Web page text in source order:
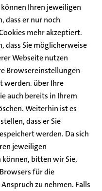
Ihren jeweiligen
dass er nur noch
mehr akzeptiert.
dass Sie möglicherweise
Webseite nutzen
Browsereinstellungen
werden. über Ihre
auch bereits in Ihrem
Weiterhin ist es
dass er Sie
werden. Da sich
jeweiligen
bitten wir Sie,
für die
zu nehmen. Falls